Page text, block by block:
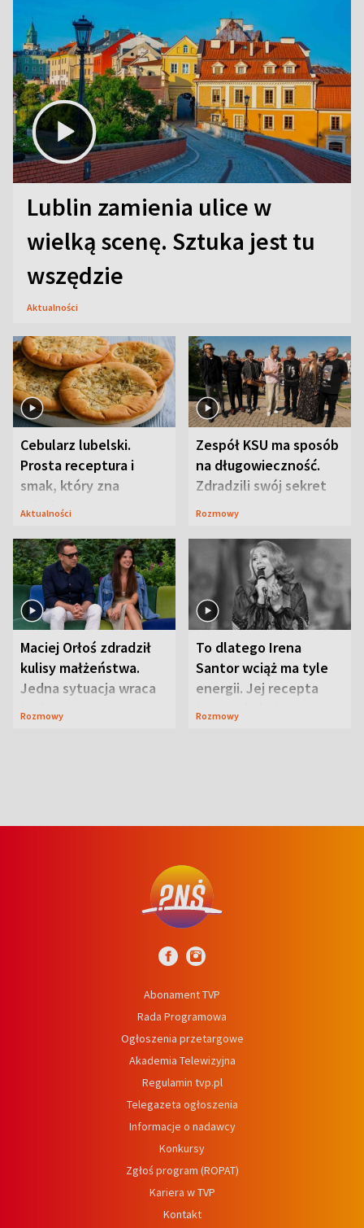
Lublin zamienia ulice w
wielką scenę. Sztuka jest tu
wszędzie
Aktualności
Cebularz lubelski.
Prosta receptura i
smak, który zna
Lubelszczyzna
Aktualności
Zespół KSU ma sposób
na długowieczność.
Zdradzili swój sekret
Rozmowy
Maciej Orłoś zdradził
kulisy małżeństwa.
Jedna sytuacja wraca
jak bumerang
Rozmowy
To dlatego Irena
Santor wciąż ma tyle
energii. Jej recepta
jest zaskakująco
Rozmowy
Abonament TVP
Rada Programowa
Ogłoszenia przetargowe
Akademia Telewizyjna
Regulamin tvp.pl
Telegazeta ogłoszenia
Informacje o nadawcy
Konkursy
Zgłoś program (ROPAT)
Kariera w TVP
Kontakt